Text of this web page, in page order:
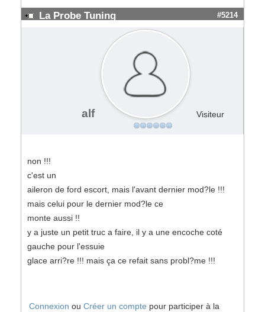
La Probe Tuning #5214
alf Visiteur
non !!!
c'est un
aileron de ford escort, mais l'avant dernier mod?le !!!
mais celui pour le dernier mod?le ce
monte aussi !!
y a juste un petit truc a faire, il y a une encoche coté
gauche pour l'essuie
glace arri?re !!! mais ça ce refait sans probl?me !!!
Connexion ou Créer un compte pour participer à la